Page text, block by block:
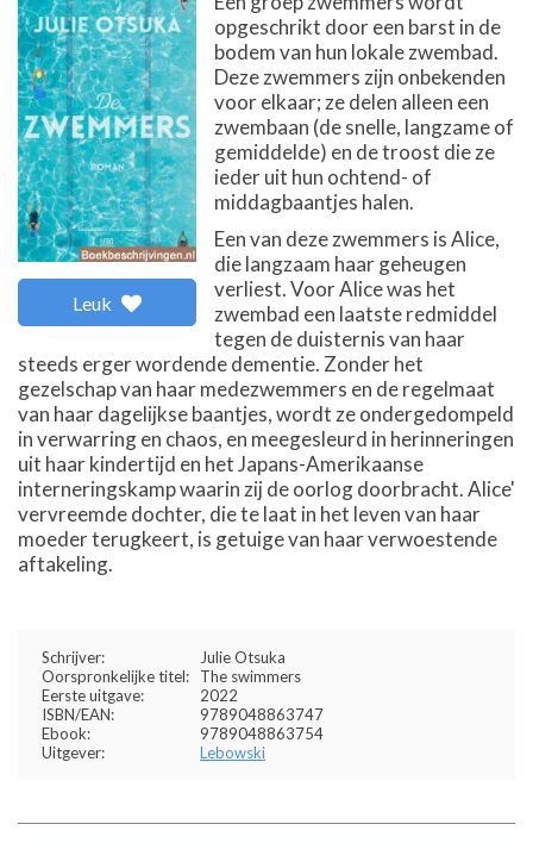
Leuk
opgeschrikt door een barst in de
bodem van hun lokale zwembad.
Deze zwemmers zijn onbekenden
voor elkaar; ze delen alleen een
zwembaan (de snelle, langzame of
gemiddelde) en de troost die ze
ieder uit hun ochtend- of
middagbaantjes halen.
Een van deze zwemmers is Alice,
die langzaam haar geheugen
verliest. Voor Alice was het
zwembad een laatste redmiddel
tegen de duisternis van haar
steeds erger wordende dementie. Zonder het
gezelschap van haar medezwemmers en de regelmaat
van haar dagelijkse baantjes, wordt ze ondergedompeld
in verwarring en chaos, en meegesleurd in herinneringen
uit haar kindertijd en het Japans-Amerikaanse
interneringskamp waarin zij de oorlog doorbracht. Alice'
vervreemde dochter, die te laat in het leven van haar
moeder terugkeert, is getuige van haar verwoestende
aftakeling.
Schrijver:
Julie Otsuka
Oorspronkelijke titel:
The swimmers
Eerste uitgave:
2022
ISBN/EAN:
9789048863747
Ebook:
9789048863754
Uitgever:
Lebowski